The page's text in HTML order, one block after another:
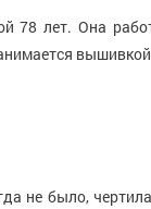
78 лет. Она
не было,